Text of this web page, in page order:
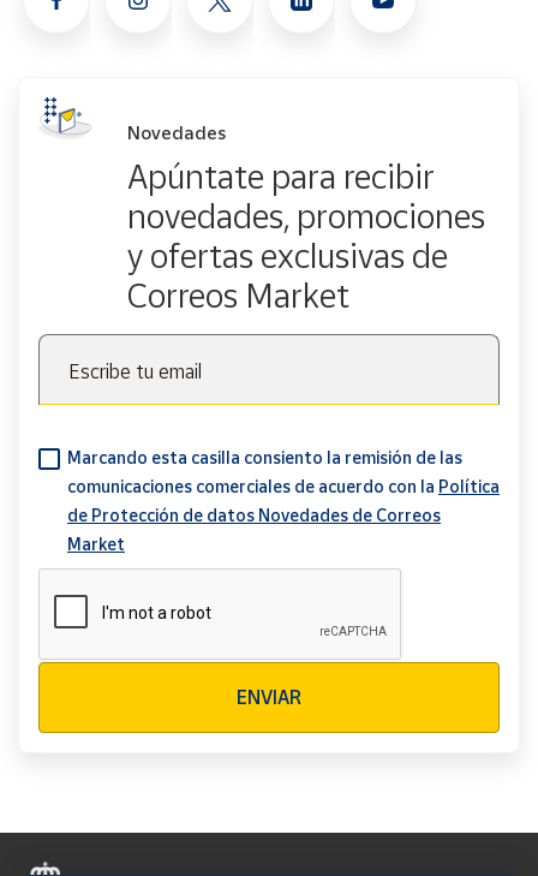
Novedades
Apúntate para recibir
novedades, promociones
y ofertas exclusivas de
Correos Market
Escribe tu email
Marcando esta casilla consiento la remisión de las
comunicaciones comerciales de acuerdo con la Política
de Protección de datos Novedades de Correos
Market
ENVIAR